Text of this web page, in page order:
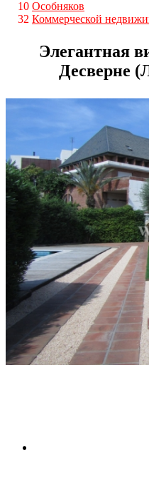
10 Особняков
32 Коммерческой
Элегантная
Десверне